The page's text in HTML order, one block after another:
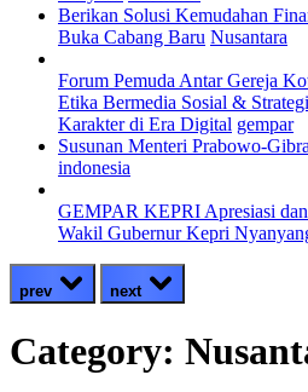
Berikan Solusi Kemudahan
Buka Cabang Baru Nusantara
Forum Pemuda Antar Gereja
Etika Bermedia Sosial &
Karakter di Era Digital gempar
Susunan Menteri Prabowo-
indonesia
GEMPAR KEPRI Apresiasi
Wakil Gubernur Kepri
prev next
Category: